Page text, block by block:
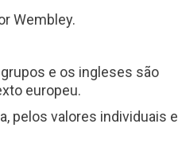
Wembley.
e os ingleses são
europeu.
pelos valores individuais e